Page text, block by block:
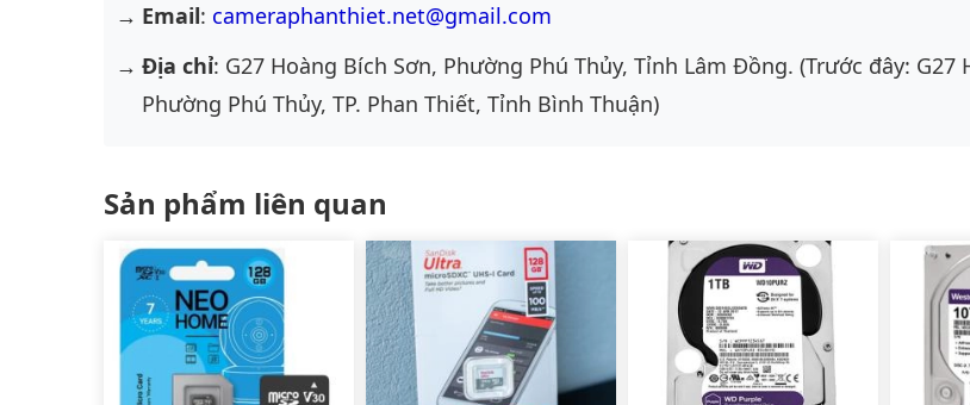
Email: cameraphanthiet.net@gmail.com
Địa chỉ: G27 Hoàng Bích Sơn, Phường Phú Thủy, Tỉnh Lâm Đồng. (Trước đây: G27
Phường Phú Thủy, TP. Phan Thiết, Tỉnh Bình Thuận)
Sản phẩm liên quan